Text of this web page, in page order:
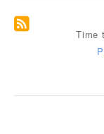
Time